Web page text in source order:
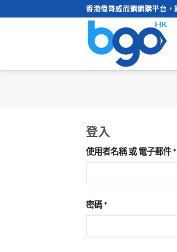
to
香港偉哥威而鋼網購平台
登入
使用者名稱 或 電子郵件*
密碼*
填